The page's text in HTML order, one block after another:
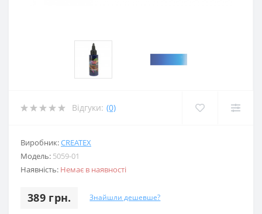
Відгуки: (0)
Виробник:CREATEX
Модель: 5059-01
Наявність: Немає в наявності
389 грн. Знайшли дешевше?